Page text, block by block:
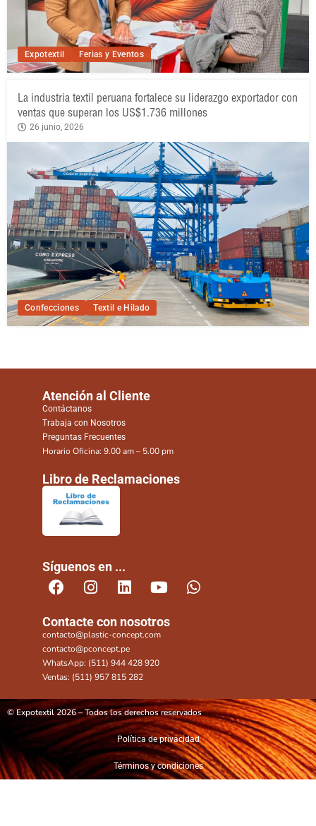
Expotextil Ferias y Eventos
Confecciones Textil e Hilado
La industria textil peruana fortalece su liderazgo exportador con
ventas que superan los US$1.736 millones
26 junio, 2026
Atención al Cliente
Contáctanos
Trabaja con Nosotros
Preguntas Frecuentes
Horario Oficina: 9.00 am – 5.00 pm
Libro de Reclamaciones
Síguenos en ...
Contacte con nosotros
contacto@plastic-concept.com
contacto@pconcept.pe
WhatsApp: (511) 944 428 920
Ventas: (511) 957 815 282
© Expotextil 2026 – Todos los derechos reservados
Política de privacidad
Términos y condiciones